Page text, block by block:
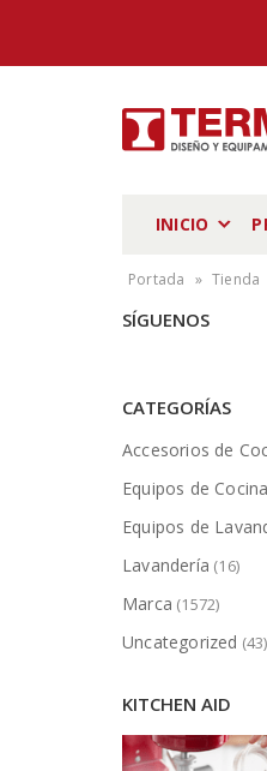
INICIO
Portada » Tienda
SÍGUENOS
CATEGORÍAS
Accesorios de
Equipos de Cocina
Equipos de
Lavandería (16)
Marca (1572)
Uncategorized (43)
KITCHEN AID